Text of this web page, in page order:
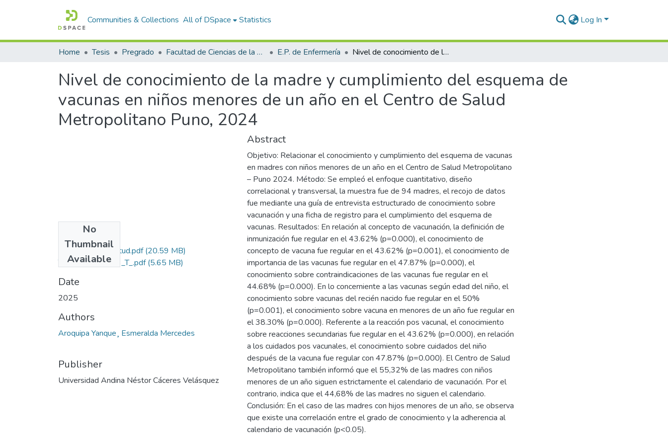
Communities & Collections All of DSpace Statistics Log In
Home Tesis Pregrado Facultad de Ciencias de la Salud E.P. de Enfermería Nivel de conocimiento de la madre y cumplimiento del esquema de vacunas en niños menores de un año en el Centro de Salud Metropolitano Puno, 2024
Nivel de conocimiento de la madre y cumplimiento del esquema de
vacunas en niños menores de un año en el Centro de Salud
Metropolitano Puno, 2024
No
Thumbnail
Available
Grado de Similitud.pdf(20.59 MB)
T036_70998843_T_.pdf(5.65 MB)
Date
2025
Authors
Aroquipa Yanque¸ Esmeralda Mercedes
Publisher
Universidad Andina Néstor Cáceres Velásquez
Abstract
Objetivo: Relacionar el conocimiento y cumplimiento del esquema de vacunas
en madres con niños menores de un año en el Centro de Salud Metropolitano
– Puno 2024. Método: Se empleó el enfoque cuantitativo, diseño
correlacional y transversal, la muestra fue de 94 madres, el recojo de datos
fue mediante una guía de entrevista estructurado de conocimiento sobre
vacunación y una ficha de registro para el cumplimiento del esquema de
vacunas. Resultados: En relación al concepto de vacunación, la definición de
inmunización fue regular en el 43.62% (p=0.000), el conocimiento de
concepto de vacuna fue regular en el 43.62% (p=0.001), el conocimiento de
importancia de las vacunas fue regular en el 47.87% (p=0.000), el
conocimiento sobre contraindicaciones de las vacunas fue regular en el
44.68% (p=0.000). En lo concerniente a las vacunas según edad del niño, el
conocimiento sobre vacunas del recién nacido fue regular en el 50%
(p=0.001), el conocimiento sobre vacuna en menores de un año fue regular en
el 38.30% (p=0.000). Referente a la reacción pos vacunal, el conocimiento
sobre reacciones secundarias fue regular en el 43.62% (p=0.000), en relación
a los cuidados pos vacunales, el conocimiento sobre cuidados del niño
después de la vacuna fue regular con 47.87% (p=0.000). El Centro de Salud
Metropolitano también informó que el 55,32% de las madres con niños
menores de un año siguen estrictamente el calendario de vacunación. Por el
contrario, indica que el 44,68% de las madres no siguen el calendario.
Conclusión: En el caso de las madres con hijos menores de un año, se observa
que existe una correlación entre el grado de conocimiento y la adherencia al
calendario de vacunación (p<0.05).